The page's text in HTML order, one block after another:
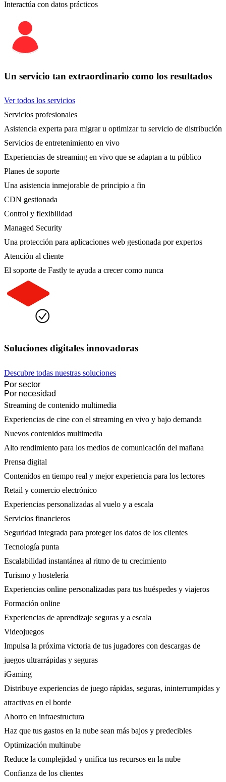
Interactúa con datos prácticos
Un servicio tan extraordinario como los resultados
Ver todos los servicios
Servicios profesionales
Asistencia experta para migrar u optimizar tu servicio de distribución
Servicios de entretenimiento en vivo
Experiencias de streaming en vivo que se adaptan a tu público
Planes de soporte
Una asistencia inmejorable de principio a fin
CDN gestionada
Control y flexibilidad
Managed Security
Una protección para aplicaciones web gestionada por expertos
Atención al cliente
El soporte de Fastly te ayuda a crecer como nunca
Soluciones digitales innovadoras
Descubre todas nuestras soluciones
Por sector
Por necesidad
Streaming de contenido multimedia
Experiencias de cine con el streaming en vivo y bajo demanda
Nuevos contenidos multimedia
Alto rendimiento para los medios de comunicación del mañana
Prensa digital
Contenidos en tiempo real y mejor experiencia para los lectores
Retail y comercio electrónico
Experiencias personalizadas al vuelo y a escala
Servicios financieros
Seguridad integrada para proteger los datos de los clientes
Tecnología punta
Escalabilidad instantánea al ritmo de tu crecimiento
Turismo y hostelería
Experiencias online personalizadas para tus huéspedes y viajeros
Formación online
Experiencias de aprendizaje seguras y a escala
Videojuegos
Impulsa la próxima victoria de tus jugadores con descargas de
juegos ultrarrápidas y seguras
iGaming
Distribuye experiencias de juego rápidas, seguras, ininterrumpidas y
atractivas en el borde
Ahorro en infraestructura
Haz que tus gastos en la nube sean más bajos y predecibles
Optimización multinube
Reduce la complejidad y unifica tus recursos en la nube
Confianza de los clientes